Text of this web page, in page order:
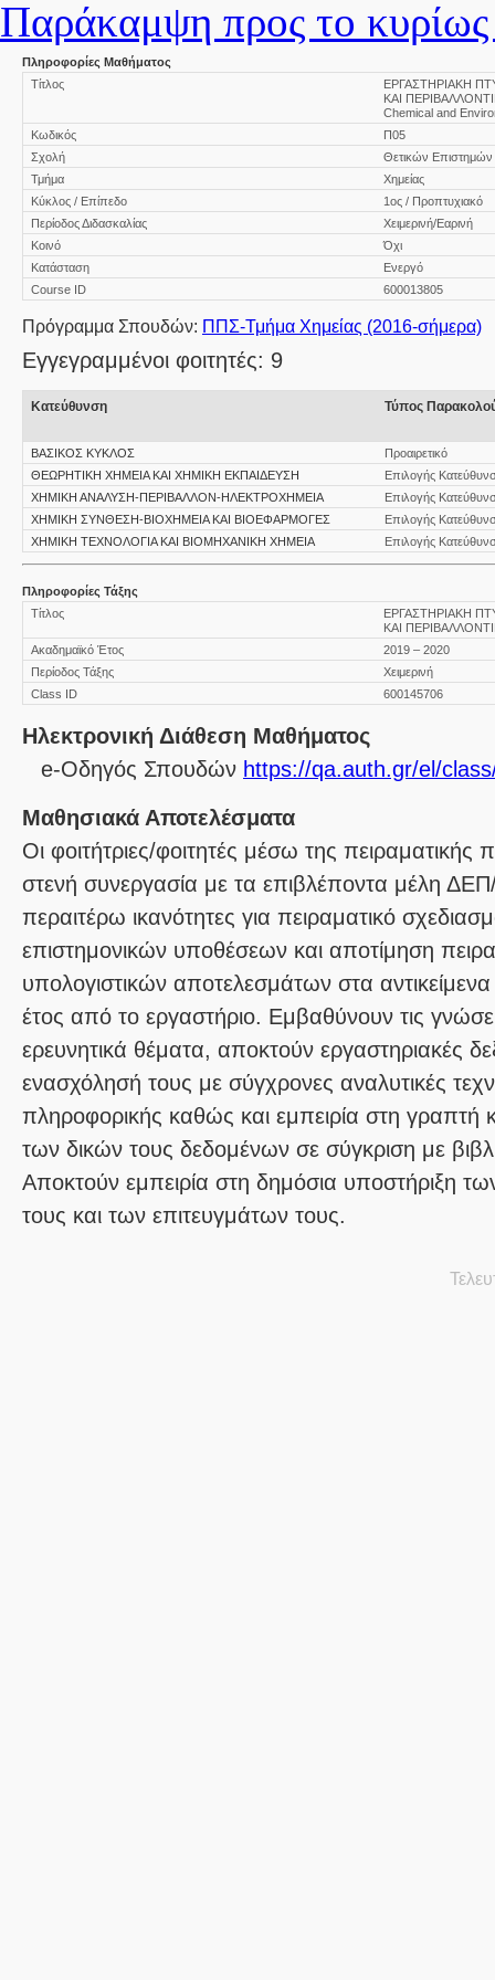
Παράκαμψη προς το κυρίως
Πληροφορίες Μαθήματος
Τίτλος
ΕΡΓΑΣΤΗΡΙΑΚΗ
ΚΑΙ
Chemical and
Κωδικός
Π05
Σχολή
Θετικών Επιστημών
Τμήμα
Χημείας
Κύκλος / Επίπεδο
1ος / Προπτυχιακό
Περίοδος Διδασκαλίας
Χειμερινή/Εαρινή
Κοινό
Όχι
Κατάσταση
Ενεργό
Course ID
600013805
Πρόγραμμα Σπουδών: ΠΠΣ-Τμήμα Χημείας (2016-σήμερα)
Εγγεγραμμένοι φοιτητές: 9
Κατεύθυνση Τύπος
ΒΑΣΙΚΟΣ ΚΥΚΛΟΣ
Προαιρετικό
ΘΕΩΡΗΤΙΚΗ ΧΗΜΕΙΑ ΚΑΙ ΧΗΜΙΚΗ ΕΚΠΑΙΔΕΥΣΗ
Επιλογής
ΧΗΜΙΚΗ ΑΝΑΛΥΣΗ-ΠΕΡΙΒΑΛΛΟΝ-ΗΛΕΚΤΡΟΧΗΜΕΙΑ
Επιλογής
ΧΗΜΙΚΗ ΣΥΝΘΕΣΗ-ΒΙΟΧΗΜΕΙΑ ΚΑΙ ΒΙΟΕΦΑΡΜΟΓΕΣ
Επιλογής
ΧΗΜΙΚΗ ΤΕΧΝΟΛΟΓΙΑ ΚΑΙ ΒΙΟΜΗΧΑΝΙΚΗ ΧΗΜΕΙΑ
Επιλογής
Πληροφορίες Τάξης
Τίτλος
ΕΡΓΑΣΤΗΡΙΑΚΗ
ΚΑΙ
Ακαδημαϊκό Έτος
2019 – 2020
Περίοδος Τάξης
Χειμερινή
Class ID
600145706
Ηλεκτρονική Διάθεση Μαθήματος
e-Οδηγός Σπουδών https://qa.auth.gr/el/
Μαθησιακά Αποτελέσματα
Οι φοιτήτριες/φοιτητές μέσω της πειραματικής
στενή συνεργασία με τα επιβλέποντα μέλη
περαιτέρω ικανότητες για πειραματικό
επιστημονικών υποθέσεων και αποτίμηση
υπολογιστικών αποτελεσμάτων στα
έτος από το εργαστήριο. Εμβαθύνουν τις
ερευνητικά θέματα, αποκτούν εργαστηριακές
ενασχόλησή τους με σύγχρονες αναλυτικές
πληροφορικής καθώς και εμπειρία στη γραπτή
των δικών τους δεδομένων σε σύγκριση με
Αποκτούν εμπειρία στη δημόσια υποστήριξη
τους και των επιτευγμάτων τους.